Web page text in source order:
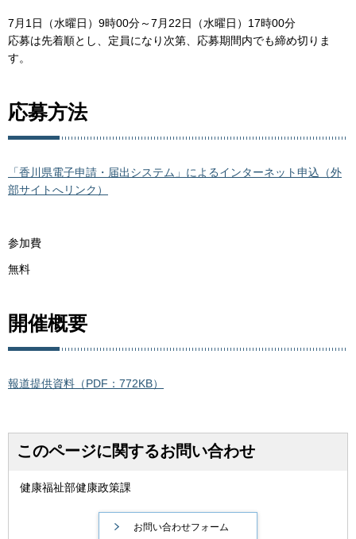
7月1日（水曜日）9時00分～7月22日（水曜日）17時00分
応募は先着順とし、定員になり次第、応募期間内でも締め切りま
す。
応募方法
「香川県電子申請・届出システム」によるインターネット申込（外
部サイトへリンク）
参加費
無料
開催概要
報道提供資料（PDF：772KB）
このページに関するお問い合わせ
健康福祉部健康政策課